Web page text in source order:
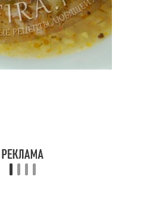
Перловка с копчеными
ребрышками